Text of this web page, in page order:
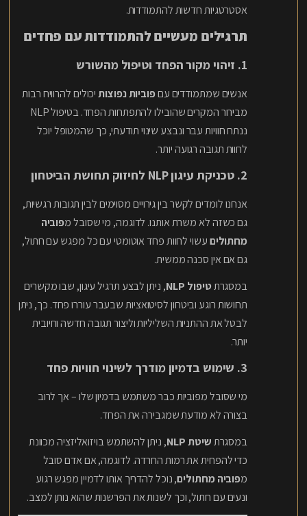
אסטרטגיות חדשות להתמודדות.
תרגילים מעשיים להתמודדות עם פחדים
1. זיהוי מקור הפחד וטיפול מהשורש
אנשים שמתמודדים עםפוביות נפוצותיכולים להרוויח רבות
מבירור המקרים שהובילו להתפתחות הפחד. בטיפול NLP
ננתח חוויות עבר ונבצע שינוי תודעתי, כך שהמטופל יוכל
לחוות תגובה רגועה יותר.
2. טכניקת עיגון NLP לחיזוק תחושת הביטחון
אנחנו לומדים לקשר בין גירויים מסוימים לבין תגובות רגשיות,
גם כשזה לא משרת אותנו. לדוגמה, מי שסובל מפוביה
מחתוליםעשוי לחוות פחד אוטומטי עם כל מפגש עם חתול,
גם אם אין סכנה ממשית.
במסגרתטיפול NLP
, ניתן לבצע תרגיל עיגון, שבו מקשרים
תחושות רוגע וביטחון לסיטואציות שבעבר עוררו פחד. כך, ניתן
לבטל את ההתניות השליליות וליצור תגובה חדשה וחיובית
יותר.
3. שימוש בדמיון מודרך לשינוי חוויות פחד
מי שסובל מפוביות כבר משתמש בדמיון שלו – אך לרוב
בצורה לא מודעת שמגבירה את הפחד.
במסגרתשיטת NLP
, ניתן להשתמש בויזואליזציה מכוונת
כדי להפחית את רמות החרדה. לדוגמה, אם אדם סובל
מפוביה מחתולים, נוכל להדריך אותו לדמיין מפגש רגוע
ונעים עם חתול, וכך לשנות את הפרשנות שהוא נותן למצב.